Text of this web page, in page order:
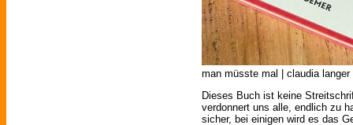
man müsste mal | claudia
Dieses Buch ist keine
verdonnert uns alle, endlich zu
sicher, bei einigen wird es das